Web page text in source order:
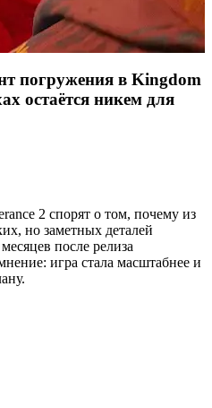
погружения в Kingdom
остаётся никем для
2 спорят о том, почему из
но заметных деталей
после релиза
игра стала масштабнее и